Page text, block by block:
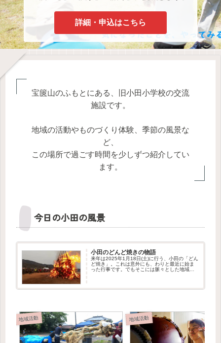
詳細・申込はこちら
宝篋山のふもとにある、旧小田小学校の交流
施設です。
地域の活動やものづくり体験、季節の風景な
ど、
この場所で過ごす時間を少しずつ紹介してい
ます。
今日の小田の風景
小田のどんど焼きの物語
来年は2025年1月18日(土)に行う、小田の「どん
ど焼き」。これは意外にも、わりと最近に始ま
った行事です。でもそこには脈々とした地域の
地域活動 地域活動